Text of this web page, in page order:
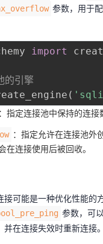
参数，用于
import
的引擎
(
：指定连接池中保持的连接
：指定允许在连接池外
在连接使用后被回收。
接可能是一种优化性能的
参数，可
在连接失效时重新连接。